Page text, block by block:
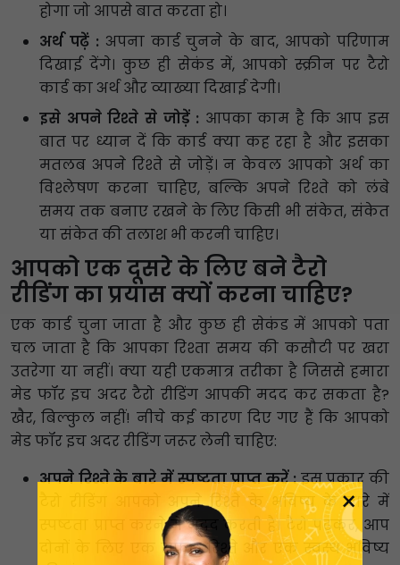
होगा जो आपसे बात करता हो।
अर्थ पढ़ें : अपना कार्ड चुनने के बाद, आपको परिणाम
दिखाई देंगे। कुछ ही सेकंड में, आपको स्क्रीन पर टैरो
कार्ड का अर्थ और व्याख्या दिखाई देगी।
इसे अपने रिश्ते से जोड़ें : आपका काम है कि आप इस
बात पर ध्यान दें कि कार्ड क्या कह रहा है और इसका
मतलब अपने रिश्ते से जोड़ें। न केवल आपको अर्थ का
विश्लेषण करना चाहिए, बल्कि अपने रिश्ते को लंबे
समय तक बनाए रखने के लिए किसी भी संकेत, संकेत
या संकेत की तलाश भी करनी चाहिए।
आपको एक दूसरे के लिए बने टैरो
रीडिंग का प्रयास क्यों करना चाहिए?
एक कार्ड चुना जाता है और कुछ ही सेकंड में आपको पता
चल जाता है कि आपका रिश्ता समय की कसौटी पर खरा
उतरेगा या नहीं। क्या यही एकमात्र तरीका है जिससे हमारा
मेड फॉर इच अदर टैरो रीडिंग आपकी मदद कर सकता है?
खैर, बिल्कुल नहीं! नीचे कई कारण दिए गए हैं कि आपको
मेड फॉर इच अदर रीडिंग जरूर लेनी चाहिए:
अपने रिश्ते के बारे में स्पष्टता प्राप्त करें :इस प्रकार की
टैरो रीडिंग आपको अपने रिश्ते के भविष्य के बारे में
स्पष्टता प्राप्त करने में मदद करती है। टैरो पढ़कर, आप
दोनों के लिए एक सफल रिश्ते और एक स्वस्थ भविष्य
×